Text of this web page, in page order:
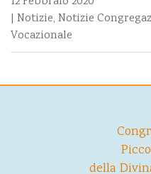
| Notizie, Notizie
Vocazionale
della